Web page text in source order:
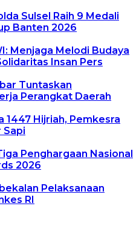
Sulsel Raih 9 Medali
Banten 2026
Menjaga Melodi Budaya
Insan Pers
Tuntaskan
Perangkat Daerah
1447 Hijriah, Pemkesra
Sapi
Penghargaan Nasional
2026
Pelaksanaan
RI